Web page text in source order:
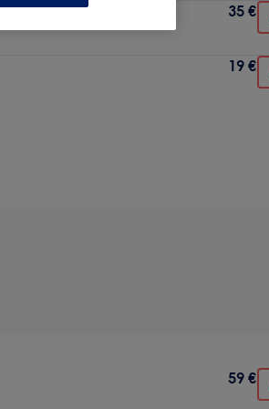
35 €
19 €
59 €